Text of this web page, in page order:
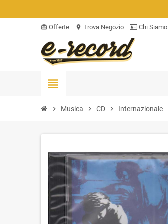
card_giftcard Offerte location_on Trova Negozio Chi Siamo
view_headline
chevron_right Musica chevron_right CD chevron_right Internazionale